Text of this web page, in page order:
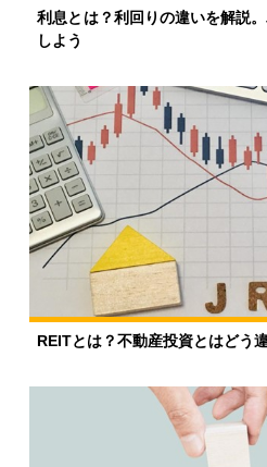
利息とは？利回りの違いを解説
しよう
REITとは？不動産投資とはどう